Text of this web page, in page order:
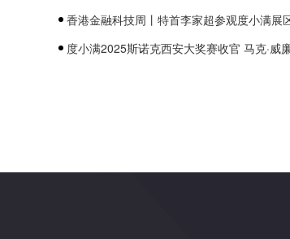
香港金融科技周丨特首李家超参观度小满展
度小满2025斯诺克西安大奖赛收官 马克·威